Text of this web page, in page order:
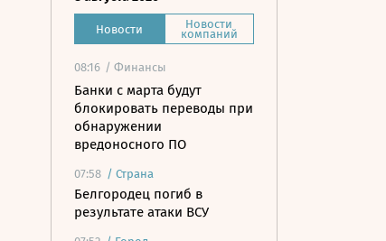
Новости Новости
компаний
08:16 / Финансы
Банки с марта будут
блокировать переводы при
обнаружении
вредоносного ПО
07:58 / Страна
Белгородец погиб в
результате атаки ВСУ